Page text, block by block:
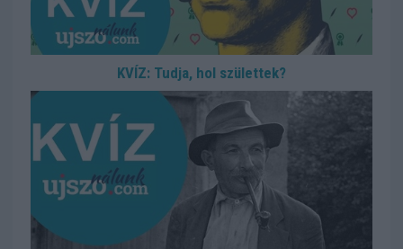
KVÍZ: Tudja, hol születtek?